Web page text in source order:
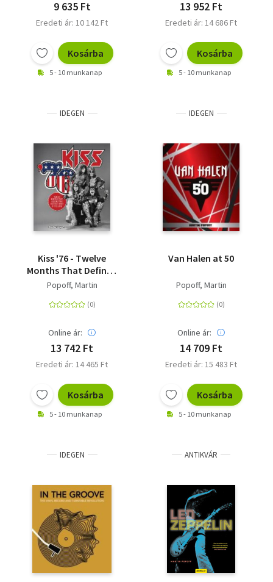
9 635 Ft
Eredeti ár: 10 142 Ft
Kosárba
5 - 10 munkanap
13 952 Ft
Eredeti ár: 14 686 Ft
Kosárba
5 - 10 munkanap
IDEGEN
Kiss '76 - Twelve
Months That Defined
the Hottest Band in
Popoff, Martin
Online ár:
13 742 Ft
Eredeti ár: 14 465 Ft
Kosárba
5 - 10 munkanap
IDEGEN
Van Halen at 50
Popoff, Martin
Online ár:
14 709 Ft
Eredeti ár: 15 483 Ft
Kosárba
5 - 10 munkanap
IDEGEN ANTIKVÁR